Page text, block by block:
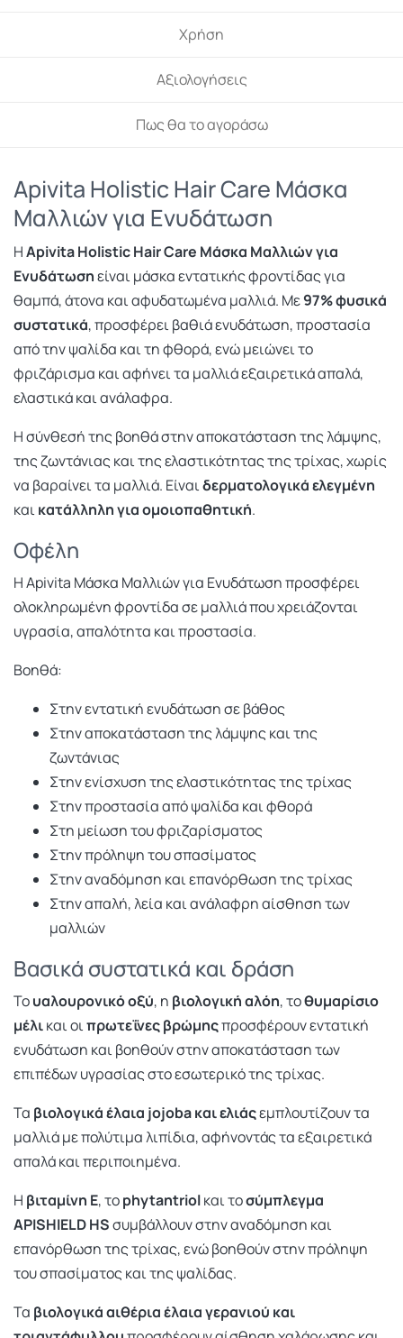
Χρήση
Αξιολογήσεις
Πως θα το αγοράσω
Apivita Holistic Hair Care Μάσκα
Μαλλιών για Ενυδάτωση
ΗApivita Holistic Hair Care Μάσκα Μαλλιών για
Ενυδάτωσηείναι μάσκα εντατικής φροντίδας για
θαμπά, άτονα και αφυδατωμένα μαλλιά. Με97% φυσικά
συστατικά, προσφέρει βαθιά ενυδάτωση, προστασία
από την ψαλίδα και τη φθορά, ενώ μειώνει το
φριζάρισμα και αφήνει τα μαλλιά εξαιρετικά απαλά,
ελαστικά και ανάλαφρα.
Η σύνθεσή της βοηθά στην αποκατάσταση της λάμψης,
της ζωντάνιας και της ελαστικότητας της τρίχας, χωρίς
να βαραίνει τα μαλλιά. Είναιδερματολογικά ελεγμένη
και κατάλληλη για ομοιοπαθητική.
Οφέλη
Η Apivita Μάσκα Μαλλιών για Ενυδάτωση προσφέρει
ολοκληρωμένη φροντίδα σε μαλλιά που χρειάζονται
υγρασία, απαλότητα και προστασία.
Βοηθά:
Στην εντατική ενυδάτωση σε βάθος
Στην αποκατάσταση της λάμψης και της
ζωντάνιας
Στην ενίσχυση της ελαστικότητας της τρίχας
Στην προστασία από ψαλίδα και φθορά
Στη μείωση του φριζαρίσματος
Στην πρόληψη του σπασίματος
Στην αναδόμηση και επανόρθωση της τρίχας
Στην απαλή, λεία και ανάλαφρη αίσθηση των
μαλλιών
Βασικά συστατικά και δράση
Τουαλουρονικό οξύ, η βιολογική αλόη, τοθυμαρίσιο
μέλικαι οιπρωτεΐνες βρώμηςπροσφέρουν εντατική
ενυδάτωση και βοηθούν στην αποκατάσταση των
επιπέδων υγρασίας στο εσωτερικό της τρίχας.
Τα βιολογικά έλαια jojoba και ελιάςεμπλουτίζουν τα
μαλλιά με πολύτιμα λιπίδια, αφήνοντάς τα εξαιρετικά
απαλά και περιποιημένα.
Η βιταμίνη Ε, τοphytantriolκαι τοσύμπλεγμα
APISHIELD HSσυμβάλλουν στην αναδόμηση και
επανόρθωση της τρίχας, ενώ βοηθούν στην πρόληψη
του σπασίματος και της ψαλίδας.
Τα βιολογικά αιθέρια έλαια γερανιού και